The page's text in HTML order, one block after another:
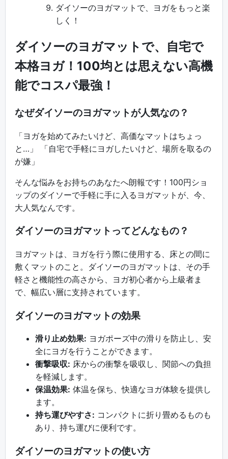
ダイソーのヨガマットで、ヨガをもっと楽
しく！
ダイソーのヨガマットで、自宅で
本格ヨガ！100均とは思えない高機
能でコスパ最強！
なぜダイソーのヨガマットが人気なの？
「ヨガを始めてみたいけど、高価なマットはちょっ
と…」 「自宅で手軽にヨガしたいけど、場所を取るの
が嫌」
そんな悩みをお持ちのあなたへ朗報です！100円ショ
ップのダイソーで手軽に手に入るヨガマットが、今、
大人気なんです。
ダイソーのヨガマットってどんなもの？
ヨガマットは、ヨガを行う際に使用する、床との間に
敷くマットのこと。ダイソーのヨガマットは、その手
軽さと機能性の高さから、ヨガ初心者から上級者ま
で、幅広い層に支持されています。
ダイソーのヨガマットの効果
滑り止め効果: ヨガポーズ中の滑りを防止し、安
全にヨガを行うことができます。
衝撃吸収: 床からの衝撃を吸収し、関節への負担
を軽減します。
保温効果: 体温を保ち、快適なヨガ体験を提供し
ます。
持ち運びやすさ: コンパクトに折り畳めるものも
あり、持ち運びに便利です。
ダイソーのヨガマットの使い方